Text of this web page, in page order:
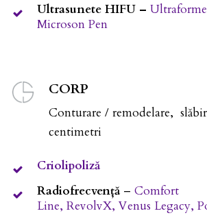
Ultrasunete HIFU –
Microson Pen
CORP
Conturare / remodelare,
centimetri
Criolipoliză
Radiofrecvență –Comfort
Line,RevolvX,Venus Legacy,